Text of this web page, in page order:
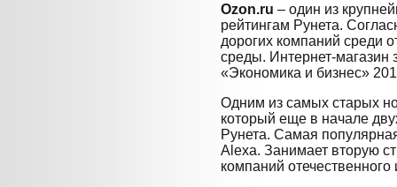
Ozon.ru – один из
рейтингам Рунета.
дорогих компаний среди
среды. Интернет-магазин
«Экономика и бизнес»
Одним из самых старых
который еще в начале
Рунета. Самая
Alexa. Занимает вторую
компаний отечественного